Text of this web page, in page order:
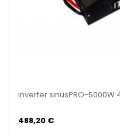
Inverter sinusPRO-5000W
488,20 €